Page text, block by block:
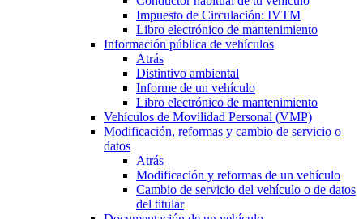
Impuesto de Circulación: IVTM
Libro electrónico de mantenimiento
Información pública de vehículos
Atrás
Distintivo ambiental
Informe de un vehículo
Libro electrónico de mantenimiento
Vehículos de Movilidad Personal (VMP)
Modificación, reformas y cambio de servicio o
datos
Atrás
Modificación y reformas de un vehículo
Cambio de servicio del vehículo o de datos
del titular